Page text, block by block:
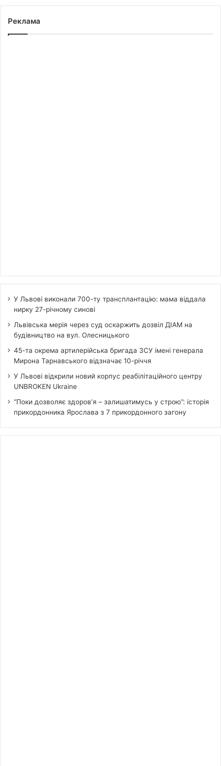
Реклама
У Львові виконали 700-ту трансплантацію: мама віддала
нирку 27-річному синові
Львівська мерія через суд оскаржить дозвіл ДІАМ на
будівництво на вул. Олесницького
45-та окрема артилерійська бригада ЗСУ імені генерала
Мирона Тарнавського відзначає 10-річчя
У Львові відкрили новий корпус реабілітаційного центру
UNBROKEN Ukraine
“Поки дозволяє здоров’я – залишатимусь у строю”: історія
прикордонника Ярослава з 7 прикордонного загону